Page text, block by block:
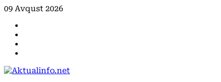
Skip
content
09 Avqust 2026